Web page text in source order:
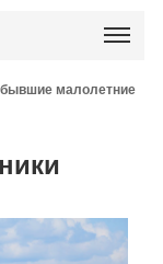
бывшие малолетние